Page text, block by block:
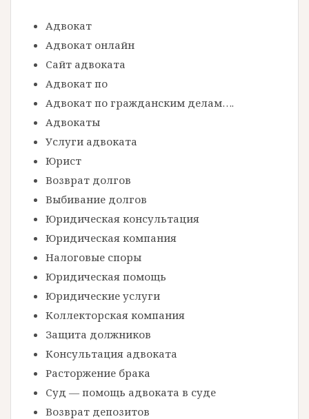
Адвокат
Адвокат онлайн
Сайт адвоката
Адвокат по
Адвокат по гражданским делам….
Адвокаты
Услуги адвоката
Юрист
Возврат долгов
Выбивание долгов
Юридическая консультация
Юридическая компания
Налоговые споры
Юридическая помощь
Юридические услуги
Коллекторская компания
Защита должников
Консультация адвоката
Расторжение брака
Суд — помощь адвоката в суде
Возврат депозитов